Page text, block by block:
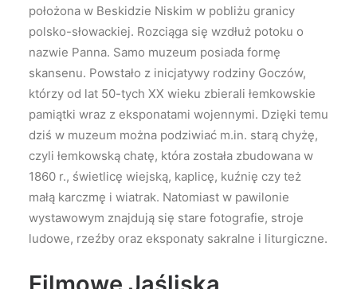
położona w Beskidzie Niskim w pobliżu granicy
polsko-słowackiej. Rozciąga się wzdłuż potoku o
nazwie Panna. Samo muzeum posiada formę
skansenu. Powstało z inicjatywy rodziny Goczów,
którzy od lat 50-tych XX wieku zbierali łemkowskie
pamiątki wraz z eksponatami wojennymi. Dzięki temu
dziś w muzeum można podziwiać m.in. starą chyżę,
czyli łemkowską chatę, która została zbudowana w
1860 r., świetlicę wiejską, kaplicę, kuźnię czy też
małą karczmę i wiatrak. Natomiast w pawilonie
wystawowym znajdują się stare fotografie, stroje
ludowe, rzeźby oraz eksponaty sakralne i liturgiczne.